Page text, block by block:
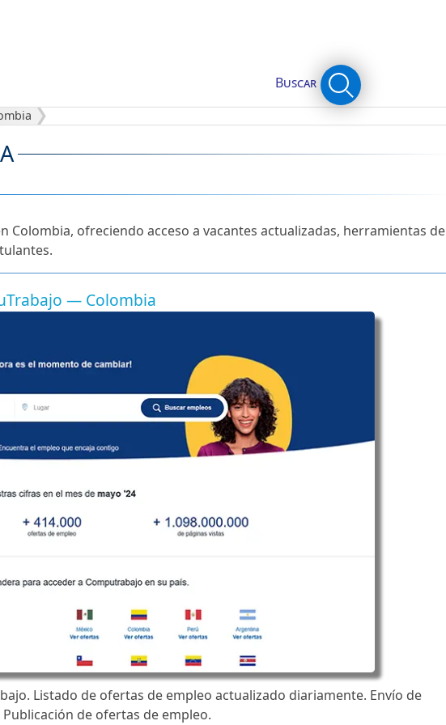
Buscar
ofreciendo acceso a vacantes actualizadas, herramientas de
— Colombia
Listado de ofertas de empleo actualizado diariamente. Envío de
de ofertas de empleo.